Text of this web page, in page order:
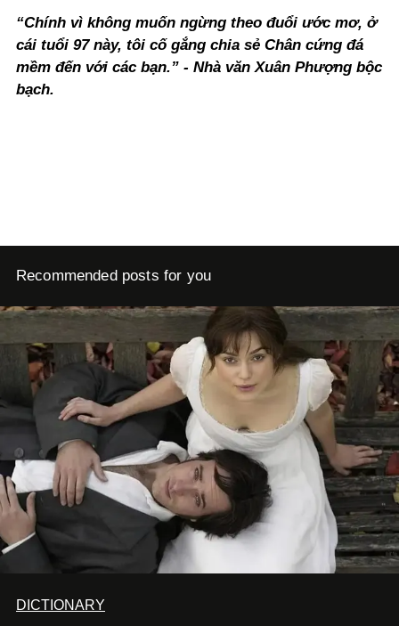
“Chính vì không muốn ngừng theo đuổi ước mơ, ở
cái tuổi 97 này, tôi cố gắng chia sẻ Chân cứng đá
mềm đến với các bạn.” - Nhà văn Xuân Phượng bộc
bạch.
Recommended posts for you
DICTIONARY